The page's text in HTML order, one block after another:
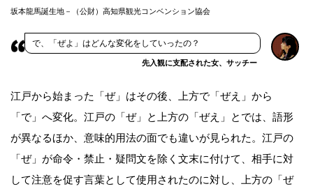
坂本龍馬誕生地－（公財）高知県観光コンベンション協会
で、「ぜよ」はどんな変化をしていったの？
先入観に支配された女、サッチー
江戸から始まった「ぜ」はその後、上方で「ぜえ」から
「で」へ変化。江戸の「ぜ」と上方の「ぜえ」とでは、語形
が異なるほか、意味的用法の面でも違いが見られた。江戸の
「ぜ」が命令・禁止・疑問文を除く文末に付けて、相手に対
して注意を促す言葉として使用されたのに対し、上方の「ぜ